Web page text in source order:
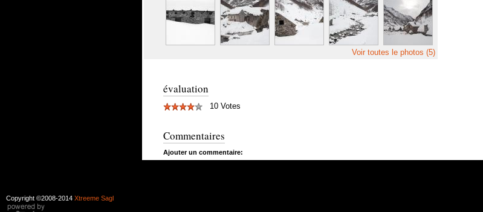
Voir toutes le photos (5)
évaluation
10 Votes
Commentaires
Ajouter un commentaire:
Copyright ©2008-2014 Xtreeme Sagl